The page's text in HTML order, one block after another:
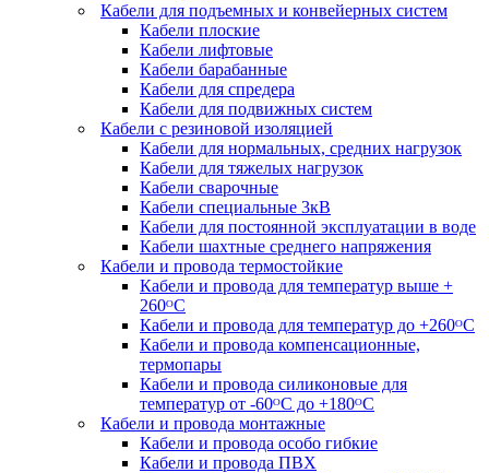
Кабели для подъемных и конвейерных систем
Кабели плоские
Кабели лифтовые
Кабели барабанные
Кабели для спредера
Кабели для подвижных систем
Кабели с резиновой изоляцией
Кабели для нормальных, средних нагрузок
Кабели для тяжелых нагрузок
Кабели сварочные
Кабели специальные 3кВ
Кабели для постоянной эксплуатации в воде
Кабели шахтные среднего напряжения
Кабели и провода термостойкие
Кабели и провода для температур выше +
260ᴼС
Кабели и провода для температур до +260ᴼС
Кабели и провода компенсационные,
термопары
Кабели и провода силиконовые для
температур от -60ᴼC до +180ᴼС
Кабели и провода монтажные
Кабели и провода особо гибкие
Кабели и провода ПВХ